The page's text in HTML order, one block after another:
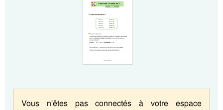
Vous n'êtes pas connectés à votre espace